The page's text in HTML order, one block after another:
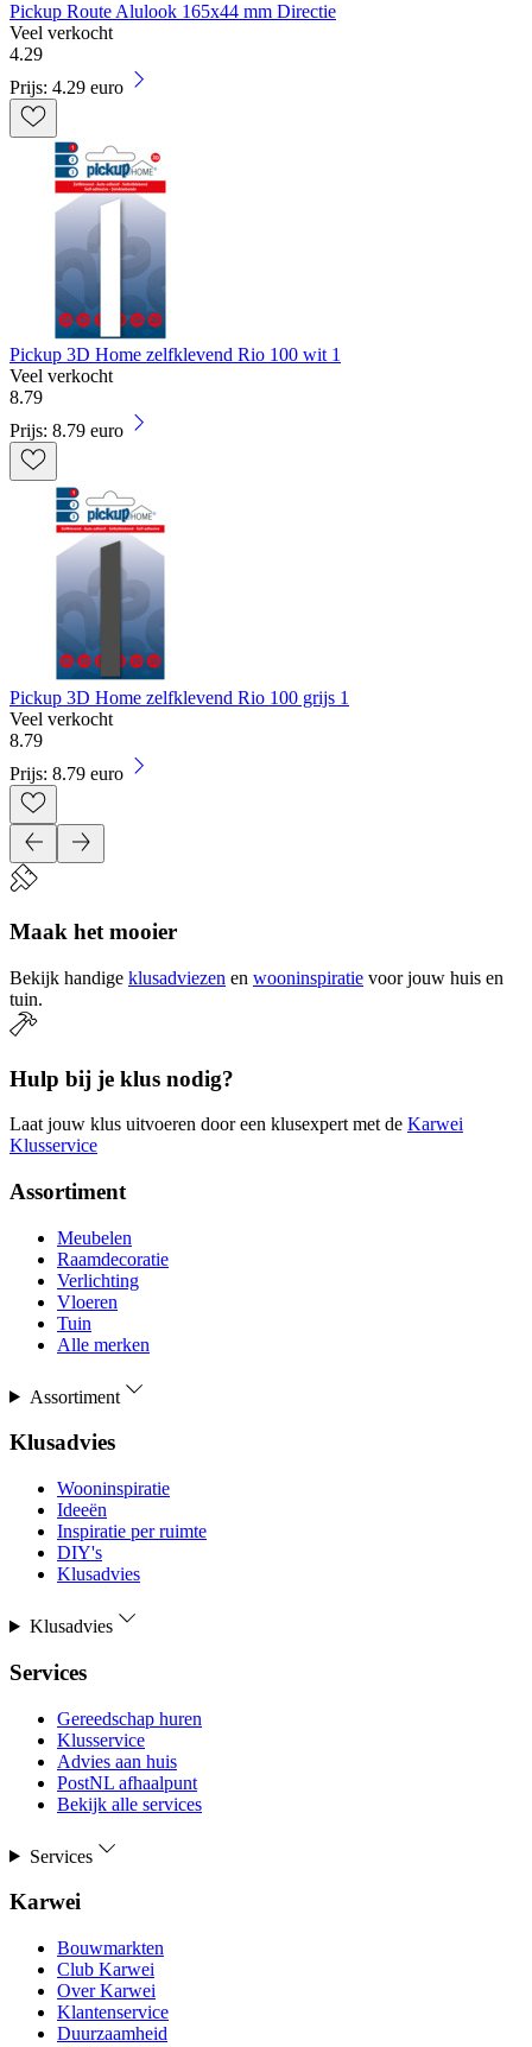
Pickup Route Alulook 165x44 mm Directie
Veel verkocht
4.29
Prijs: 4.29 euro
Pickup 3D Home zelfklevend Rio 100 wit 1
Veel verkocht
8.79
Prijs: 8.79 euro
Pickup 3D Home zelfklevend Rio 100 grijs 1
Veel verkocht
8.79
Prijs: 8.79 euro
Maak het mooier
Bekijk handige klusadviezen en wooninspiratie voor jouw huis en
tuin.
Hulp bij je klus nodig?
Laat jouw klus uitvoeren door een klusexpert met de Karwei
Klusservice
Assortiment
Meubelen
Raamdecoratie
Verlichting
Vloeren
Tuin
Alle merken
Assortiment
Klusadvies
Wooninspiratie
Ideeën
Inspiratie per ruimte
DIY's
Klusadvies
Klusadvies
Services
Gereedschap huren
Klusservice
Advies aan huis
PostNL afhaalpunt
Bekijk alle services
Services
Karwei
Bouwmarkten
Club Karwei
Over Karwei
Klantenservice
Duurzaamheid